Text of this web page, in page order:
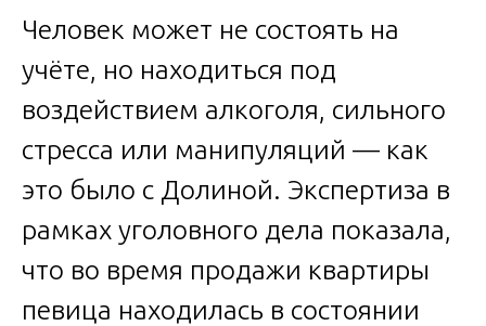
Человек может не состоять на
учёте, но находиться под
воздействием алкоголя, сильного
стресса или манипуляций — как
это было с Долиной. Экспертиза в
рамках уголовного дела показала,
что во время продажи квартиры
певица находилась в состоянии